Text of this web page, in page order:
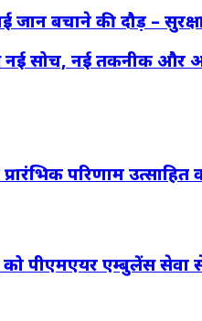
जान बचाने की दौड़ –
सोच, नई तकनीक और
परिणाम उत्साहित
पीएमएयर एम्बुलेंस सेवा